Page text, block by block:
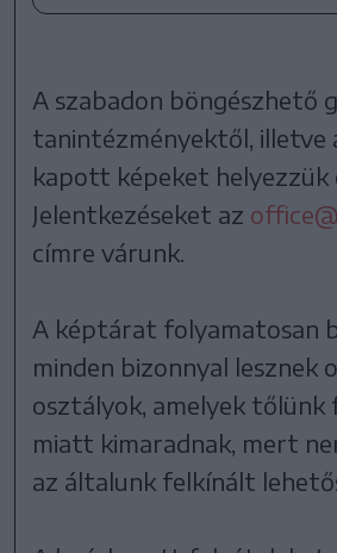
A szabadon böngészhető
tanintézményektől,
kapott képeket helyezzük
Jelentkezéseket az
címre várunk.
A képtárat folyamatosan
minden bizonnyal lesznek
osztályok, amelyek
miatt kimaradnak, mert
az általunk felkínált